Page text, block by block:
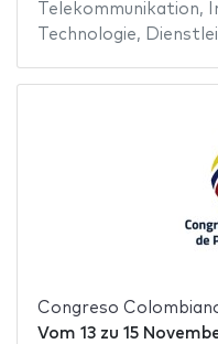
Telekommunikation,
Technologie,
Congreso
Vom 13zu 15